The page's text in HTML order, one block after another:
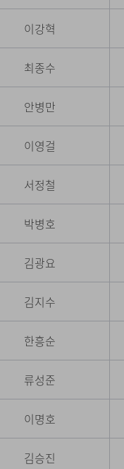
이강혁
최종수
안병만
이영걸
서정철
박병호
김광요
김지수
한흥순
류성준
이명호
김승진